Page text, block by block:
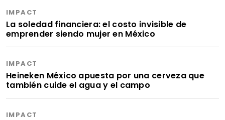
IMPACT
La soledad financiera: el costo invisible de
emprender siendo mujer en México
IMPACT
Heineken México apuesta por una cerveza que
también cuide el agua y el campo
IMPACT